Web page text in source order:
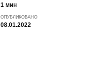
1 мин
ОПУБЛИКОВАНО
08.01.2022